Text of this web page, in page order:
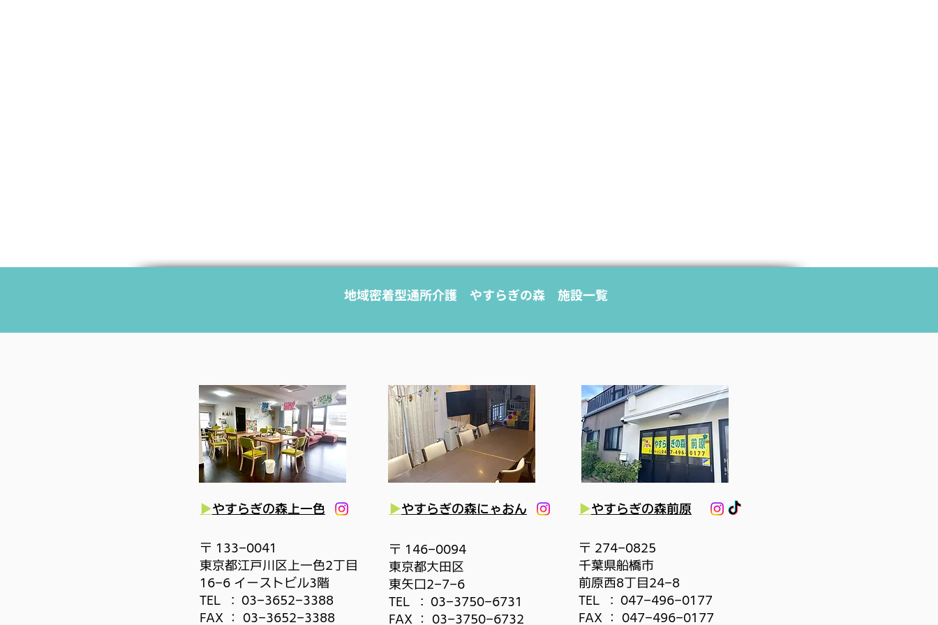
地域密着型通所介護 やすらぎの森 施設一覧
▶やすらぎの森上一色 ▶やすらぎの森にゃおん ▶やすらぎの森前原
〒 133-0041
東京都江戸川区上一色2丁目
16-6 イーストビル3階
TEL : 03-3652-3388
FAX ： 03-3652-3388
〒 146-0094
東京都大田区
東矢口2-7-6
TEL : 03-3750-6731
FAX ： 03-3750-6732
〒 274-0825
千葉県船橋市
前原西8丁目 24-8
TEL : 047-496-0177
FAX ： 047-496-0177